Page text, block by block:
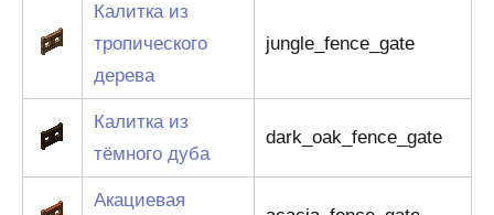
Калитка из
тропического
дерева
jungle_fence_gate
Калитка из
тёмного дуба
dark_oak_fence_gate
Акациевая